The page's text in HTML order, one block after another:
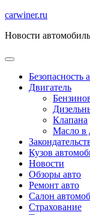
Перейти
содержимому
carwiner.ru
Новости
Безопасность
Двигатель
Клапана
Масло в
Кузов
Новости
Обзоры авто
Ремонт авто
Салон
Страхование